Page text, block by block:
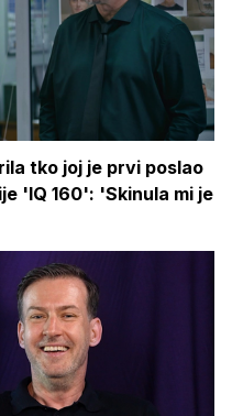
tko joj je prvi poslao
'IQ 160': 'Skinula mi je